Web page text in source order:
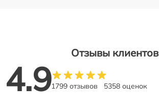
Отзывы клиентов
4.91799 отзывов 5358 оценок